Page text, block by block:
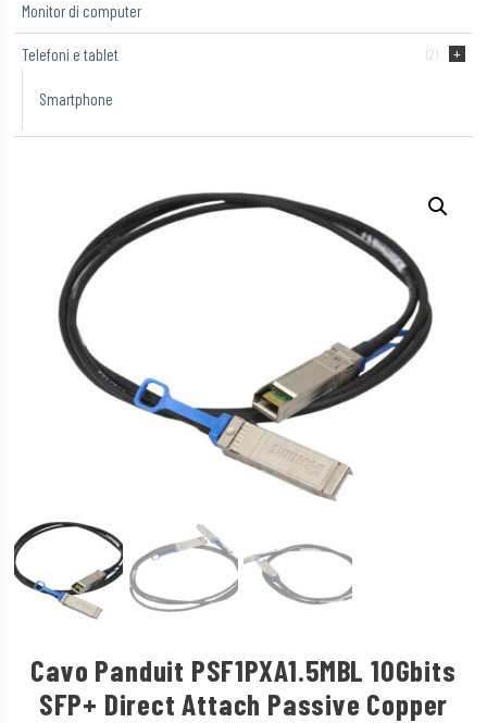
Monitor di computer
Telefoni e tablet (2)
Smartphone
Cavo Panduit PSF1PXA1.5MBL 10Gbits
SFP+ Direct Attach Passive Copper